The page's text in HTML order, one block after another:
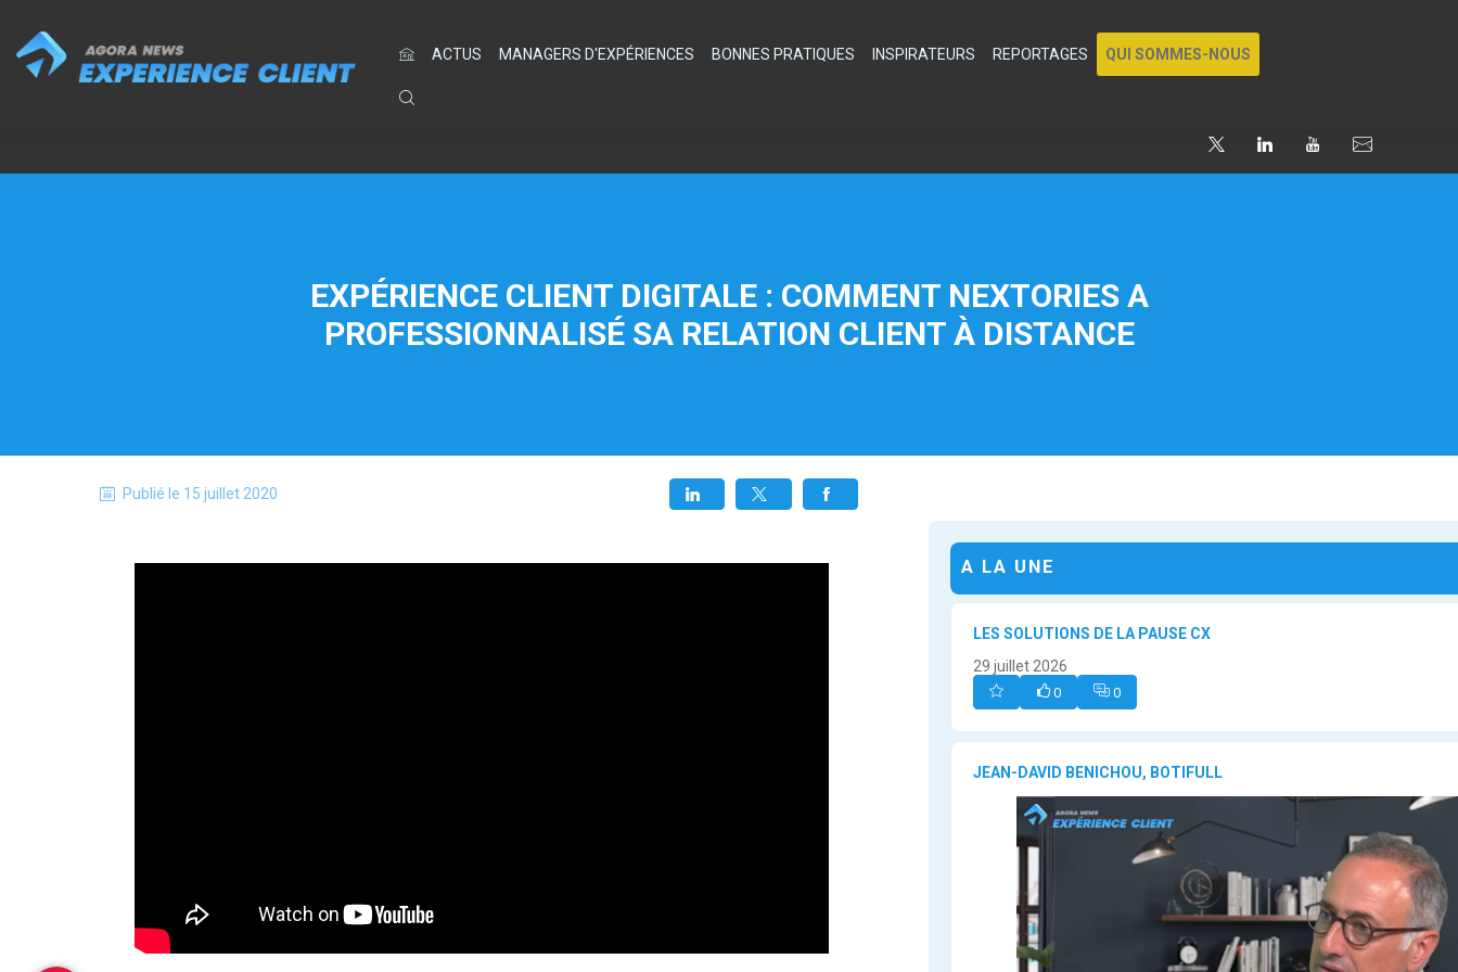
ACTUS MANAGERS D'EXPÉRIENCES BONNES PRATIQUES INSPIRATEURS REPORTAGES QUI SOMMES-NOUS
EXPÉRIENCE CLIENT DIGITALE : COMMENT NEXTORIES A
PROFESSIONNALISÉ SA RELATION CLIENT À DISTANCE
Publié le 15 juillet 2020
A LA UNE
LES SOLUTIONS DE LA PAUSE CX
29 juillet 2026
0 0
JEAN-DAVID BENICHOU, BOTIFULL